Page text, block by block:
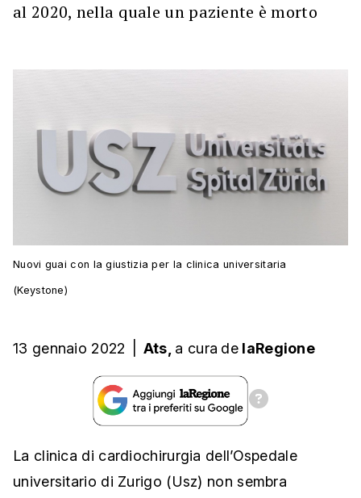
al 2020, nella quale un paziente è morto
Nuovi guai con la giustizia per la clinica universitaria
(Keystone)
13 gennaio 2022 Ats, a cura de laRegione
La clinica di cardiochirurgia dell’Ospedale
universitario di Zurigo (Usz) non sembra